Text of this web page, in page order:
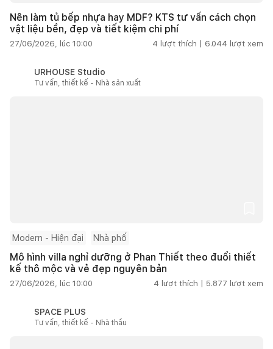
Nên làm tủ bếp nhựa hay MDF? KTS tư vấn cách chọn
vật liệu bền, đẹp và tiết kiệm chi phí
27/06/2026, lúc 10:00 4 lượt thích | 6.044 lượt xem
URHOUSE Studio
Tư vấn, thiết kế - Nhà sản xuất
Modern - Hiện đại Nhà phố
Mô hình villa nghỉ dưỡng ở Phan Thiết theo đuổi thiết
kế thô mộc và vẻ đẹp nguyên bản
27/06/2026, lúc 10:00 4 lượt thích | 5.877 lượt xem
SPACE PLUS
Tư vấn, thiết kế - Nhà thầu